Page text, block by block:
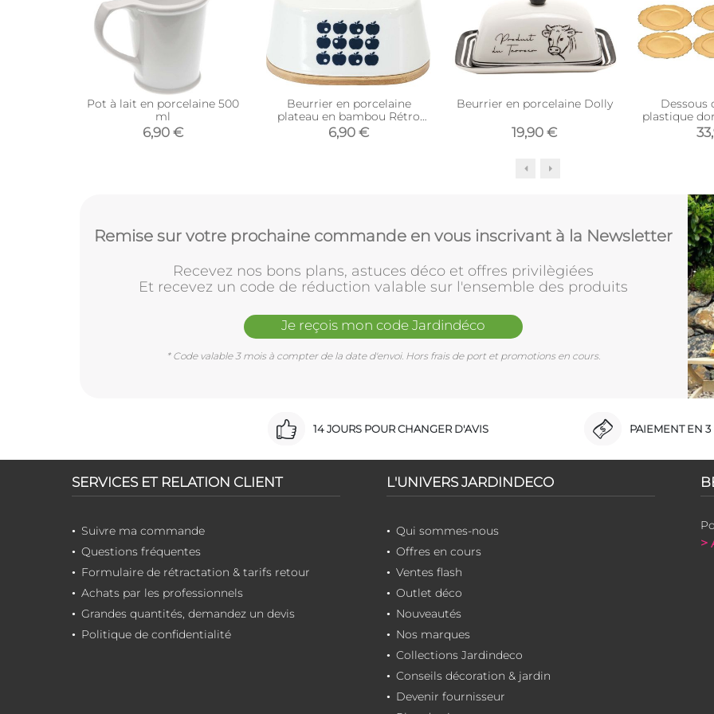
Pot à lait en porcelaine 500
ml
6,90 €
Beurrier en porcelaine
plateau en bambou Rétro
(Blanc et bleu)
6,90 €
Beurrier en porcelaine Dolly
19,90 €
Dessous
plastique
Remise sur votre prochaine commande en vous inscrivant à la Newsletter
Recevez nos bons plans, astuces déco et offres privilègiées
Et recevez un code de réduction valable sur l'ensemble des produits
Je reçois mon code Jardindéco
* Code valable 3 mois à compter de la date d'envoi. Hors frais de port et promotions en cours.
14 JOURS POUR CHANGER D'AVIS PAIEMENT EN 3
SERVICES ET RELATION CLIENT
Suivre ma commande
Questions fréquentes
Formulaire de rétractation & tarifs retour
Achats par les professionnels
Grandes quantités, demandez un devis
Politique de confidentialité
L'UNIVERS JARDINDECO
Qui sommes-nous
Offres en cours
Ventes flash
Outlet déco
Nouveautés
Nos marques
Collections Jardindeco
Conseils décoration & jardin
Devenir fournisseur
>